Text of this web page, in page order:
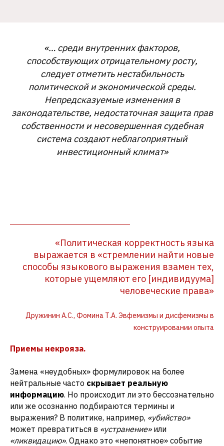
«… среди внутренних факторов,
способствующих отрицательному росту,
следует отметить нестабильность
политической и экономической среды.
Непредсказуемые изменения в
законодательстве, недостаточная защита прав
собственности и несовершенная судебная
система создают неблагоприятный
инвестиционный климат»
«Политическая корректность языка
выражается в «стремлении найти новые
способы языкового выражения взамен тех,
которые ущемляют его [индивидуума]
человеческие права»
Дружинин А.С., Фомина Т.А. Эвфемизмы и дисфемизмы в
конструировании опыта
Приемы некрояза.
Замена «неудобных» формулировок на более
нейтральные часто скрывает реальную
информацию. Но происходит ли это бессознательно
или же осознанно подбираются термины и
выражения? В политике, например, «убийство»
может превратиться в «устранение» или
«ликвидацию». Однако это «непонятное» событие